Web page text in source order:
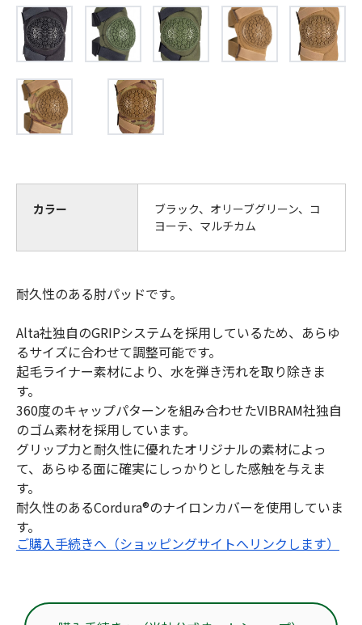
カラー
ブラック、オリーブグリーン、コ
ヨーテ、マルチカム
耐久性のある肘パッドです。
Alta社独自のGRIPシステムを採用しているため、あらゆ
るサイズに合わせて調整可能です。
起毛ライナー素材により、水を弾き汚れを取り除きま
す。
360度のキャップパターンを組み合わせたVIBRAM社独自
のゴム素材を採用しています。
グリップ力と耐久性に優れたオリジナルの素材によっ
て、あらゆる面に確実にしっかりとした感触を与えま
す。
耐久性のあるCordura®のナイロンカバーを使用していま
す。
ご購入手続きへ（ショッピングサイトへリンクします）